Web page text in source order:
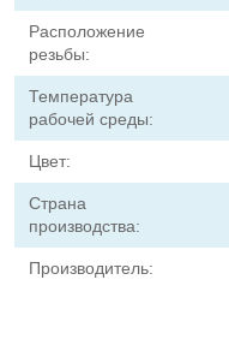
Расположение
резьбы:
Температура
рабочей среды:
Цвет:
Страна
производства:
Производитель: